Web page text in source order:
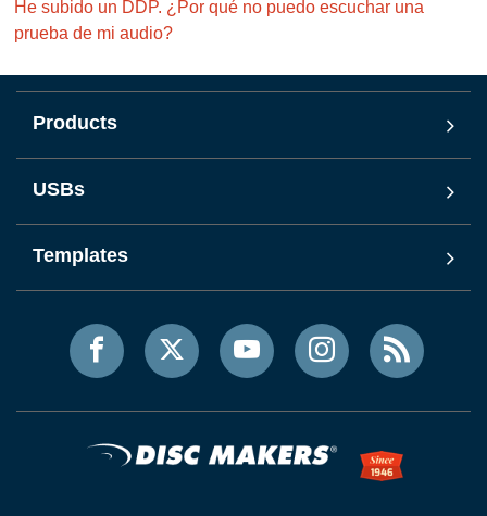
He subido un DDP. ¿Por qué no puedo escuchar una
prueba de mi audio?
Products
USBs
Templates